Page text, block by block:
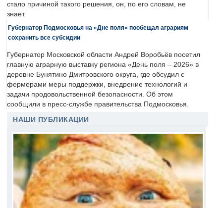
стало причиной такого решения, он, по его словам, не
знает.
Губернатор Подмосковья на «Дне поля» пообещал аграриям
сохранить все субсидии
Губернатор Московской области Андрей Воробьёв посетил
главную аграрную выставку региона «День поля – 2026» в
деревне Бунятино Дмитровского округа, где обсудил с
фермерами меры поддержки, внедрение технологий и
задачи продовольственной безопасности. Об этом
сообщили в пресс-службе правительства Подмосковья.
НАШИ ПУБЛИКАЦИИ